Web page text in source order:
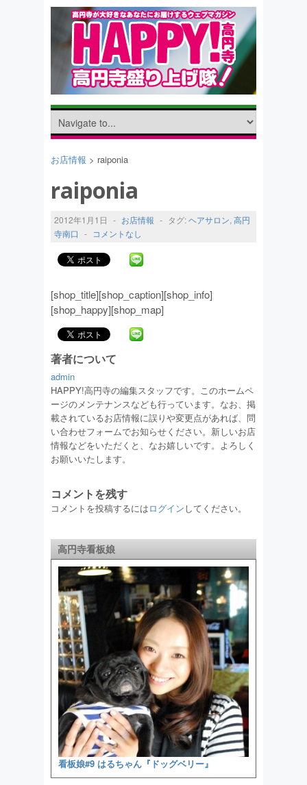
お店情報 > raiponia
raiponia
2012年1月1日 - お店情報 - タグ:ヘアサロン, 高円
寺南口 - コメントなし
[shop_title][shop_caption][shop_info]
[shop_happy][shop_map]
著者について
admin
HAPPY!高円寺の編集スタッフです。このホームペ
ージのメンテナンスなども行っています。なお、掲
載されているお店情報に誤りや変更点があれば、問
い合わせフォームでお知らせください。新しいお店
情報などをいただくと、なお嬉しいです。よろしく
お願いいたします。
コメントを残す
コメントを投稿するにはログインしてください。
高円寺看板娘
看板娘#9 はるちゃん『ドッグベリー』